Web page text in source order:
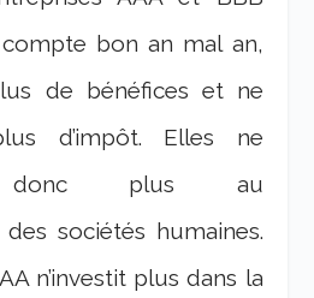
bon an mal an,
de bénéfices et ne
d’impôt. Elles ne
donc plus au
sociétés humaines.
n’investit plus dans la